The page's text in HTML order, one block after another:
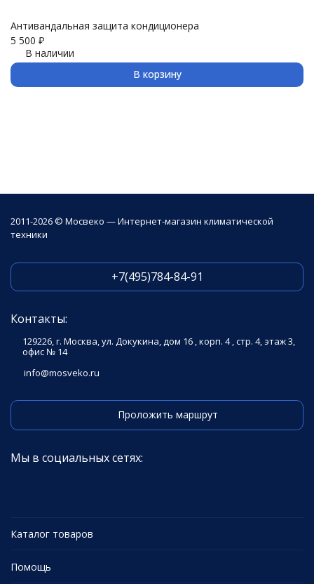
Антивандальная защита кондиционера
5 500 ₽
В наличии
В корзину
2011-2026 © Мосвеко — Интернет-магазин климатической
техники
+7(495)784-84-91
Контакты:
129226, г. Москва, ул. Докукина, дом 16 , корп. 4 , стр. 4, этаж 3,
офис № 14
info@mosveko.ru
Проложить маршрут
Мы в социальных сетях:
Каталог товаров
Помощь